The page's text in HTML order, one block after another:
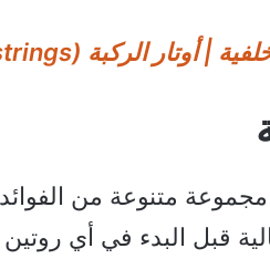
متنوعة من الفوائد
قبل البدء في أي